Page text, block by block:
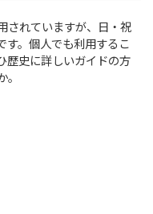
されていますが、日・祝
す。個人でも利用するこ
歴史に詳しいガイドの方